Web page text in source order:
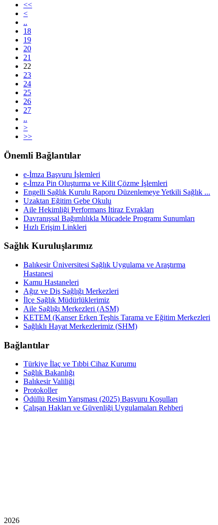
<<
<
..
18
19
20
21
22
23
24
25
26
27
..
>
>>
Önemli Bağlantılar
e-İmza Başvuru İşlemleri
e-İmza Pin Oluşturma ve Kilit Çözme İşlemleri
Engelli Sağlık Kurulu Raporu Düzenlemeye Yetkili Sağlık ...
Uzaktan Eğitim Gebe Okulu
Aile Hekimliği Performans İtiraz Evrakları
Davranışsal Bağımlılıkla Mücadele Programı Sunumları
Hızlı Erişim Linkleri
Sağlık Kuruluşlarımız
Balıkesir Üniversitesi Sağlık Uygulama ve Araştırma
Hastanesi
Kamu Hastaneleri
Ağız ve Diş Sağlığı Merkezleri
İlçe Sağlık Müdürlüklerimiz
Aile Sağlığı Merkezleri (ASM)
KETEM (Kanser Erken Teşhis Tarama ve Eğitim Merkezleri
Sağlıklı Hayat Merkezlerimiz (SHM)
Bağlantılar
Türkiye İlaç ve Tıbbi Cihaz Kurumu
Sağlık Bakanlığı
Balıkesir Valiliği
Protokoller
Ödüllü Resim Yarışması (2025) Başvuru Koşulları
Çalışan Hakları ve Güvenliği Uygulamaları Rehberi
2026